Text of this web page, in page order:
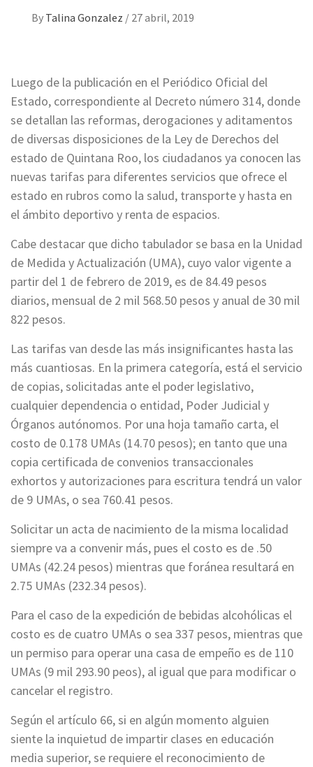
By Talina Gonzalez / 27 abril, 2019
Luego de la publicación en el Periódico Oficial del
Estado, correspondiente al Decreto número 314, donde
se detallan las reformas, derogaciones y aditamentos
de diversas disposiciones de la Ley de Derechos del
estado de Quintana Roo, los ciudadanos ya conocen las
nuevas tarifas para diferentes servicios que ofrece el
estado en rubros como la salud, transporte y hasta en
el ámbito deportivo y renta de espacios.
Cabe destacar que dicho tabulador se basa en la Unidad
de Medida y Actualización (UMA), cuyo valor vigente a
partir del 1 de febrero de 2019, es de 84.49 pesos
diarios, mensual de 2 mil 568.50 pesos y anual de 30 mil
822 pesos.
Las tarifas van desde las más insignificantes hasta las
más cuantiosas. En la primera categoría, está el servicio
de copias, solicitadas ante el poder legislativo,
cualquier dependencia o entidad, Poder Judicial y
Órganos autónomos. Por una hoja tamaño carta, el
costo de 0.178 UMAs (14.70 pesos); en tanto que una
copia certificada de convenios transaccionales
exhortos y autorizaciones para escritura tendrá un valor
de 9 UMAs, o sea 760.41 pesos.
Solicitar un acta de nacimiento de la misma localidad
siempre va a convenir más, pues el costo es de .50
UMAs (42.24 pesos) mientras que foránea resultará en
2.75 UMAs (232.34 pesos).
Para el caso de la expedición de bebidas alcohólicas el
costo es de cuatro UMAs o sea 337 pesos, mientras que
un permiso para operar una casa de empeño es de 110
UMAs (9 mil 293.90 peos), al igual que para modificar o
cancelar el registro.
Según el artículo 66, si en algún momento alguien
siente la inquietud de impartir clases en educación
media superior, se requiere el reconocimiento de